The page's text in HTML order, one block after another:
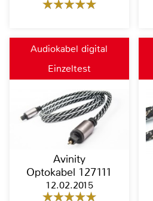
Audiokabel digital
Einzeltest
Avinity
Optokabel 127111
12.02.2015